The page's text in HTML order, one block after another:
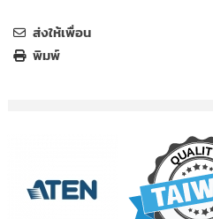
ส่งให้เพื่อน
พิมพ์